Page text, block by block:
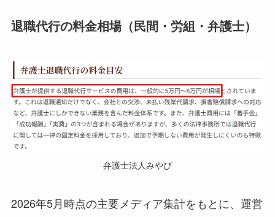
退職代行の料金相場（民間・労組・弁護士）
弁護士法人みやび
2026年5月時点の主要メディア集計をもとに、運営